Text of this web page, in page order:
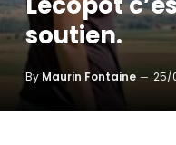
soutien.
By Maurin Fontaine 25/